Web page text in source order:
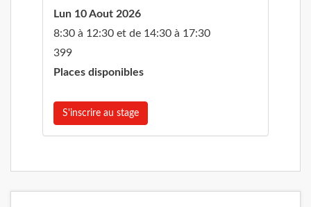
Lun 10 Aout 2026
8:30 à 12:30 et de 14:30 à 17:30
399
Places disponibles
S'inscrire au stage